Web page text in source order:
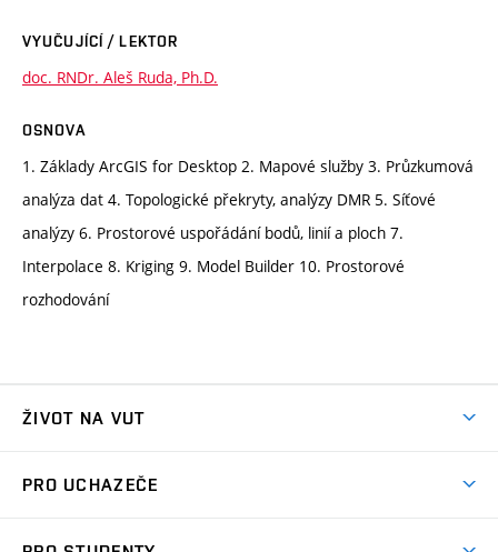
VYUČUJÍCÍ / LEKTOR
doc. RNDr. Aleš Ruda, Ph.D.
OSNOVA
1. Základy ArcGIS for Desktop 2. Mapové služby 3. Průzkumová
analýza dat 4. Topologické překryty, analýzy DMR 5. Síťové
analýzy 6. Prostorové uspořádání bodů, linií a ploch 7.
Interpolace 8. Kriging 9. Model Builder 10. Prostorové
rozhodování
ŽIVOT NA VUT
Koleje
PRO UCHAZEČE